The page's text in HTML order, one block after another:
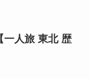
人旅 東北 歴